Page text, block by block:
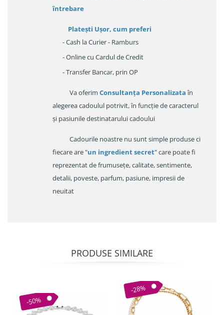
întrebare
Platești Ușor, cum preferi
- Cash la Curier - Ramburs
- Online cu Cardul de Credit
- Transfer Bancar, prin OP
Va oferim Consultanța Personalizataîn
alegerea cadoulul potrivit, în funcție de caracterul
și pasiunile destinatarului cadoului
Cadourile noastre nu sunt simple produse ci
fiecare are "un ingredient secret" care poate fi
reprezentat de frumusețe, calitate, sentimente,
detalii, poveste, parfum, pasiune, impresii de
neuitat
PRODUSE SIMILARE
-50%
-28%